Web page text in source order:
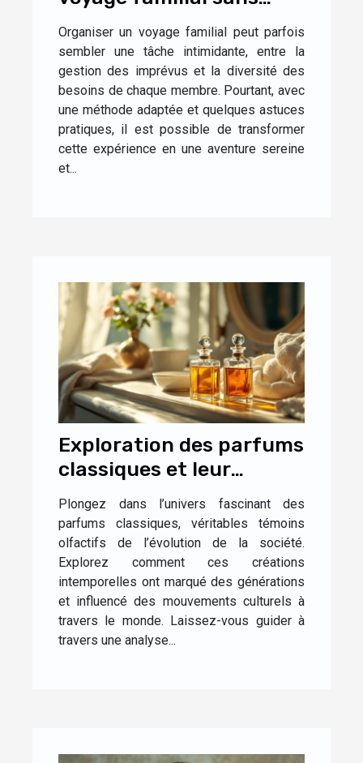
stress ?
Organiser un voyage familial peut parfois
sembler une tâche intimidante, entre la
gestion des imprévus et la diversité des
besoins de chaque membre. Pourtant, avec
une méthode adaptée et quelques astuces
pratiques, il est possible de transformer
cette expérience en une aventure sereine
et...
Exploration des parfums
classiques et leur
impact culturel
Plongez dans l’univers fascinant des
parfums classiques, véritables témoins
olfactifs de l’évolution de la société.
Explorez comment ces créations
intemporelles ont marqué des générations
et influencé des mouvements culturels à
travers le monde. Laissez-vous guider à
travers une analyse...